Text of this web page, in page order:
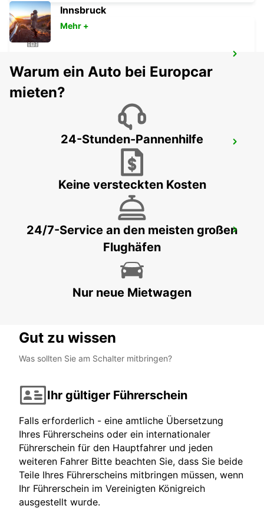
DIEZ/LAHN - GERMANY
GIESSEN
SANKT AUGUSTIN
SANKT AUGUSTIN - GERMANY
Innsbruck
Mehr +
Warum ein Auto bei Europcar
mieten?
24-Stunden-Pannenhilfe
Keine versteckten Kosten
24/7-Service an den meisten großen
Flughäfen
Nur neue Mietwagen
Gut zu wissen
Was sollten Sie am Schalter mitbringen?
Ihr gültiger Führerschein
Falls erforderlich - eine amtliche Übersetzung
Ihres Führerscheins oder ein internationaler
Führerschein für den Hauptfahrer und jeden
weiteren Fahrer Bitte beachten Sie, dass Sie beide
Teile Ihres Führerscheins mitbringen müssen, wenn
Ihr Führerschein im Vereinigten Königreich
ausgestellt wurde.